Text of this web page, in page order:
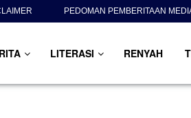
PEDOMAN PEMBERITAAN
LITERASI RENYAH